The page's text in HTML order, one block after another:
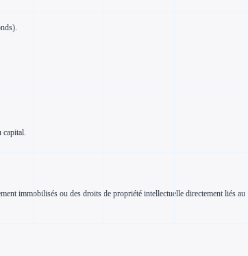
capital.
immobilisés ou des droits de propriété intellectuelle directement liés au